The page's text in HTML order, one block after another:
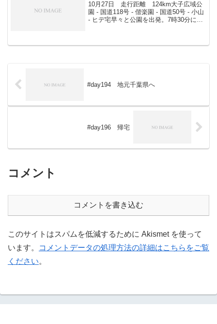
10月27日 走行距離 124km大子広域公
園 - 国道118号 - 偕楽園 - 国道50号 - 小山
- ヒデ宅早々と公園を出発。7時30分には
#day194 地元千葉県へ
#day196 帰宅
コメント
コメントを書き込む
このサイトはスパムを低減するために Akismet を使って
います。
コメントデータの処理方法の詳細はこちらをご覧
ください。